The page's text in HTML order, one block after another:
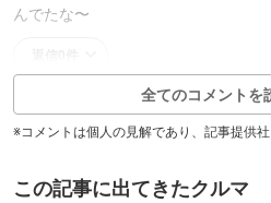
んでたな〜
全てのコメントを
※コメントは個人の見解であり、記事提供社
この記事に出てきたクルマ